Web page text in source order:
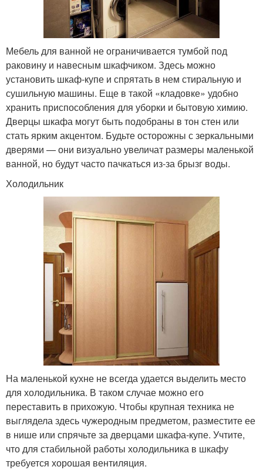
Мебель для ванной не ограничивается тумбой под
раковину и навесным шкафчиком. Здесь можно
установить шкаф-купе и спрятать в нем стиральную и
сушильную машины. Еще в такой «кладовке» удобно
хранить приспособления для уборки и бытовую химию.
Дверцы шкафа могут быть подобраны в тон стен или
стать ярким акцентом. Будьте осторожны с зеркальными
дверями — они визуально увеличат размеры маленькой
ванной, но будут часто пачкаться из-за брызг воды.
Холодильник
На маленькой кухне не всегда удается выделить место
для холодильника. В таком случае можно его
переставить в прихожую. Чтобы крупная техника не
выглядела здесь чужеродным предметом, разместите ее
в нише или спрячьте за дверцами шкафа-купе. Учтите,
что для стабильной работы холодильника в шкафу
требуется хорошая вентиляция.